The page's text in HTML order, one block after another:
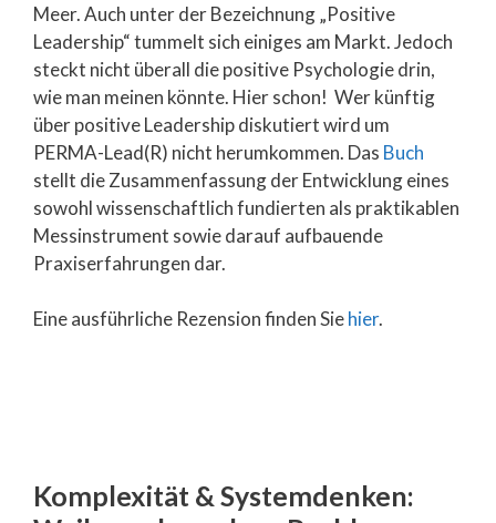
Meer. Auch unter der Bezeichnung „Positive
Leadership“ tummelt sich einiges am Markt. Jedoch
steckt nicht überall die positive Psychologie drin,
wie man meinen könnte. Hier schon! Wer künftig
über positive Leadership diskutiert wird um
PERMA-Lead(R) nicht herumkommen. Das Buch
stellt die Zusammenfassung der Entwicklung eines
sowohl wissenschaftlich fundierten als praktikablen
Messinstrument sowie darauf aufbauende
Praxiserfahrungen dar.
Eine ausführliche Rezension finden Siehier.
Komplexität & Systemdenken: